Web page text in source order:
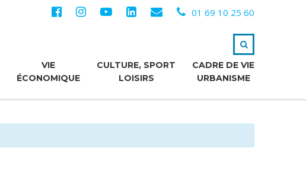
01 69 10 25 60
VIE
ÉCONOMIQUE
CULTURE, SPORT
LOISIRS
CADRE DE VIE
URBANISME